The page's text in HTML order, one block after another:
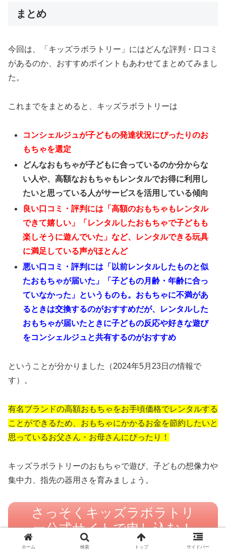
まとめ
今回は、「キッズラボラトリー」にはどんな評判・口コミ
があるのか、おすすめポイントもあわせてまとめてみまし
た。
これまでをまとめると、キッズラボラトリーは
コンシェルジュが子どもの発達状況にぴったりのお
もちゃを選定
どんなおもちゃが子どもに合っているのか分からな
い人や、高額なおもちゃもレンタルでお得に利用し
たいと思っている人がサービスを活用している傾向
良い口コミ・評判には「高額のおもちゃもレンタル
できて嬉しい」「レンタルしたおもちゃで子どもも
楽しそうに遊んでいた」など、レンタルできる玩具
に満足している声がほとんど
悪い口コミ・評判には「以前レンタルしたものと似
たおもちゃが届いた」「子どもの月齢・年齢に合っ
ていなかった」というものも。おもちゃに不満があ
るときは交換するのがおすすめだが、レンタルした
おもちゃが届いたときに子どもの反応や好きな遊び
をコンシェルジュと共有するのがおすすめ
ということが分かりました（2024年5月23日の情報で
す）。
有名ブランドの高額おもちゃをお手頃価格でレンタルする
ことができるため、おもちゃにかかるお金を節約したいと
思っているお父さん・お母さんにぴったり！
キッズラボラトリーのおもちゃで遊び、子どもの想像力や
集中力、指先の器用さを育みましょう。
さっそくキッズラボラトリ
ー公式サイトで申し込む！
ホーム 検索 トップ サイドバー